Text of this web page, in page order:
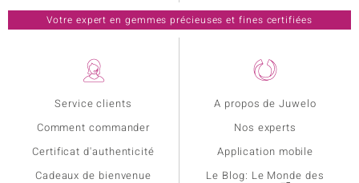
Service clients
Comment commander
Certificat d'authenticité
Cadeaux de bienvenue
A propos de Juwelo
Nos experts
Application mobile
Le Blog: Le Monde des
Votre expert en gemmes précieuses et fines certifiées